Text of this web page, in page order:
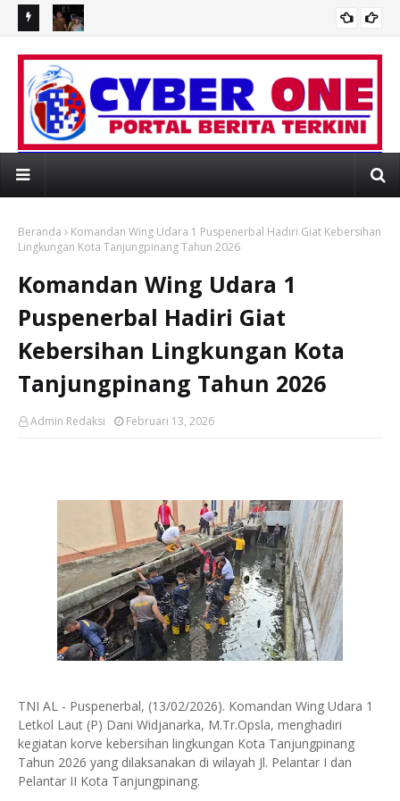
Kelompok Rentan Jadi Prioritas
Beranda
Komandan Wing Udara 1 Puspenerbal Hadiri Giat Kebersihan
Lingkungan Kota Tanjungpinang Tahun 2026
Komandan Wing Udara 1
Puspenerbal Hadiri Giat
Kebersihan Lingkungan Kota
Tanjungpinang Tahun 2026
Admin Redaksi Februari 13, 2026
TNI AL - Puspenerbal, (13/02/2026). Komandan Wing Udara 1
Letkol Laut (P) Dani Widjanarka, M.Tr.Opsla, menghadiri
kegiatan korve kebersihan lingkungan Kota Tanjungpinang
Tahun 2026 yang dilaksanakan di wilayah Jl. Pelantar I dan
Pelantar II Kota Tanjungpinang.